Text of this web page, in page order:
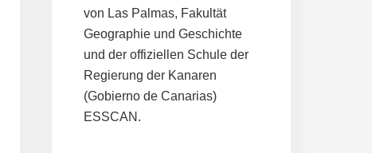
von Las Palmas, Fakultät
Geographie und Geschichte
und der offiziellen Schule der
Regierung der Kanaren
(Gobierno de Canarias)
ESSCAN.